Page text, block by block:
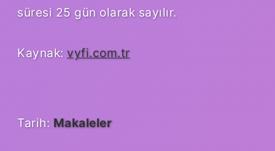
süresi 25 gün olarak sayılır.
Kaynak: vyfi.com.tr
Tarih: Makaleler